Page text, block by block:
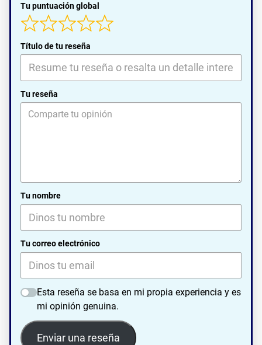
Tu puntuación global
Título de tu reseña
Tu reseña
Tu nombre
Tu correo electrónico
Esta reseña se basa en mi propia experiencia y es
mi opinión genuina.
Enviar una reseña